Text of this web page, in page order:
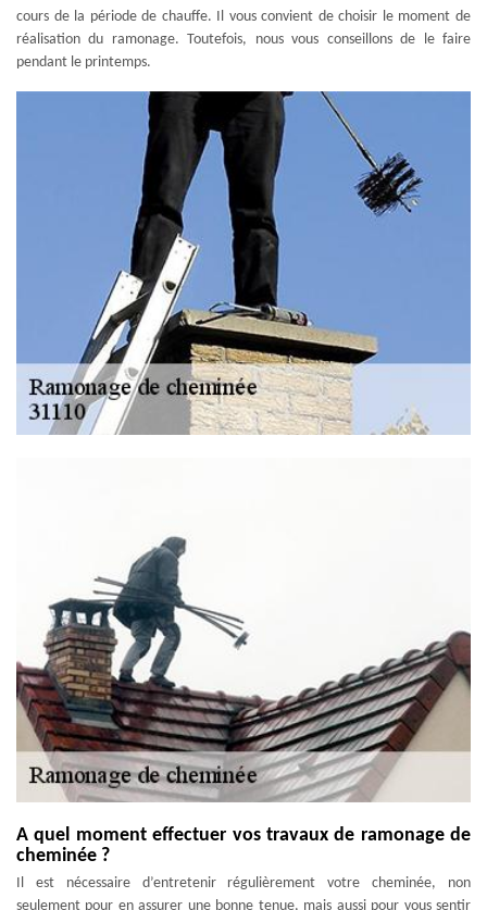
cours de la période de chauffe. Il vous convient de choisir le moment de
réalisation du ramonage. Toutefois, nous vous conseillons de le faire
pendant le printemps.
A quel moment effectuer vos travaux de ramonage de
cheminée ?
Il est nécessaire d’entretenir régulièrement votre cheminée, non
seulement pour en assurer une bonne tenue, mais aussi pour vous sentir